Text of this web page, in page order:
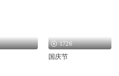
1726
国庆节